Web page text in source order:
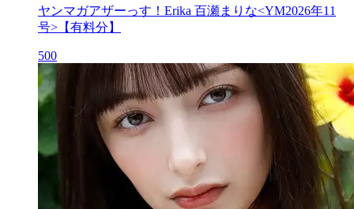
ヤンマガアザーっす！Erika 百瀬まりな<YM2026年11
号>【有料分】
500